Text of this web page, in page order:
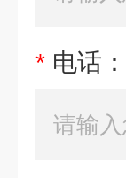
* 电话：